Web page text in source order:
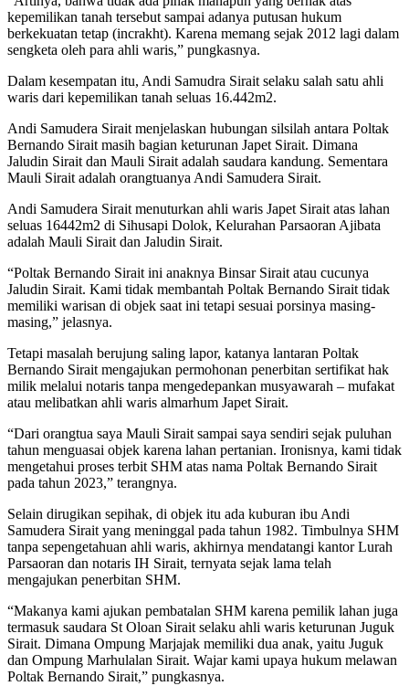
kepemilikan tanah tersebut sampai adanya putusan hukum
berkekuatan tetap (incrakht). Karena memang sejak 2012 lagi dalam
sengketa oleh para ahli waris,” pungkasnya.
Dalam kesempatan itu, Andi Samudra Sirait selaku salah satu ahli
waris dari kepemilikan tanah seluas 16.442m2.
Andi Samudera Sirait menjelaskan hubungan silsilah antara Poltak
Bernando Sirait masih bagian keturunan Japet Sirait. Dimana
Jaludin Sirait dan Mauli Sirait adalah saudara kandung. Sementara
Mauli Sirait adalah orangtuanya Andi Samudera Sirait.
Andi Samudera Sirait menuturkan ahli waris Japet Sirait atas lahan
seluas 16442m2 di Sihusapi Dolok, Kelurahan Parsaoran Ajibata
adalah Mauli Sirait dan Jaludin Sirait.
“Poltak Bernando Sirait ini anaknya Binsar Sirait atau cucunya
Jaludin Sirait. Kami tidak membantah Poltak Bernando Sirait tidak
memiliki warisan di objek saat ini tetapi sesuai porsinya masing-
masing,” jelasnya.
Tetapi masalah berujung saling lapor, katanya lantaran Poltak
Bernando Sirait mengajukan permohonan penerbitan sertifikat hak
milik melalui notaris tanpa mengedepankan musyawarah – mufakat
atau melibatkan ahli waris almarhum Japet Sirait.
“Dari orangtua saya Mauli Sirait sampai saya sendiri sejak puluhan
tahun menguasai objek karena lahan pertanian. Ironisnya, kami tidak
mengetahui proses terbit SHM atas nama Poltak Bernando Sirait
pada tahun 2023,” terangnya.
Selain dirugikan sepihak, di objek itu ada kuburan ibu Andi
Samudera Sirait yang meninggal pada tahun 1982. Timbulnya SHM
tanpa sepengetahuan ahli waris, akhirnya mendatangi kantor Lurah
Parsaoran dan notaris IH Sirait, ternyata sejak lama telah
mengajukan penerbitan SHM.
“Makanya kami ajukan pembatalan SHM karena pemilik lahan juga
termasuk saudara St Oloan Sirait selaku ahli waris keturunan Juguk
Sirait. Dimana Ompung Marjajak memiliki dua anak, yaitu Juguk
dan Ompung Marhulalan Sirait. Wajar kami upaya hukum melawan
Poltak Bernando Sirait,” pungkasnya.